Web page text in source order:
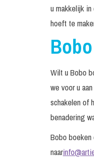
u makkelijk
hoeft te
Wilt u Bobo
we voor u
schakelen of
benadering
Bobo
naar